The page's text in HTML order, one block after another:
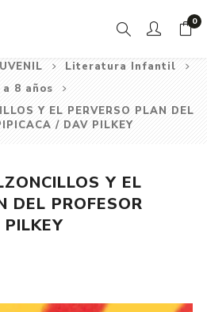
0
Literatura Infantil
a 8 años
Y EL PERVERSO PLAN DEL
/ DAV PILKEY
Y EL
DEL PROFESOR